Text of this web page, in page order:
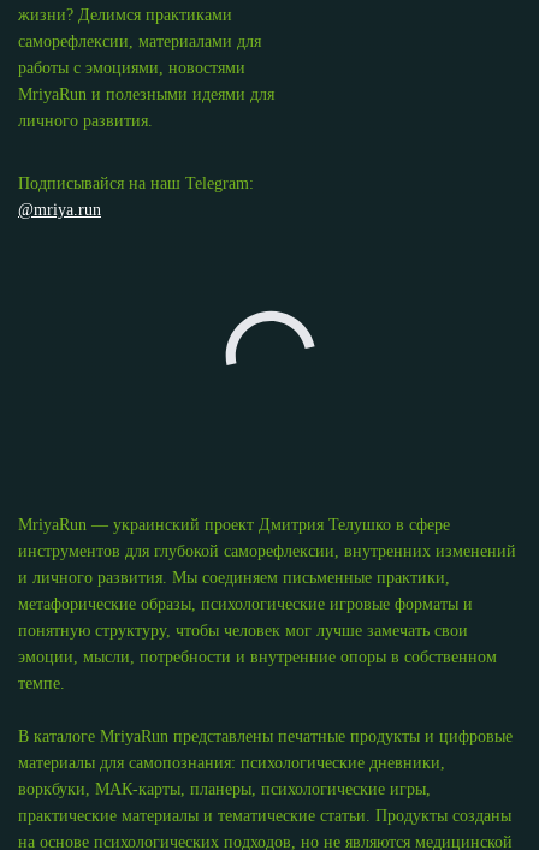
жизни? Делимся практиками
саморефлексии, материалами для
работы с эмоциями, новостями
MriyaRun и полезными идеями для
личного развития.
Подписывайся на наш Telegram:
@mriya.run
MriyaRun — украинский проект Дмитрия Телушко в сфере
инструментов для глубокой саморефлексии, внутренних изменений
и личного развития. Мы соединяем письменные практики,
метафорические образы, психологические игровые форматы и
понятную структуру, чтобы человек мог лучше замечать свои
эмоции, мысли, потребности и внутренние опоры в собственном
темпе.
В каталоге MriyaRun представлены печатные продукты и цифровые
материалы для самопознания: психологические дневники,
воркбуки, МАК-карты, планеры, психологические игры,
практические материалы и тематические статьи. Продукты созданы
на основе психологических подходов, но не являются медицинской